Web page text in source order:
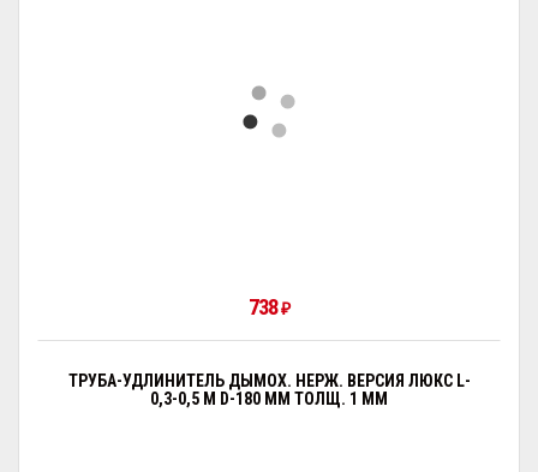
738₽
ТРУБА-УДЛИНИТЕЛЬ ДЫМОХ. НЕРЖ. ВЕРСИЯ ЛЮКС L-
0,3-0,5 М D-180 ММ ТОЛЩ. 1 ММ